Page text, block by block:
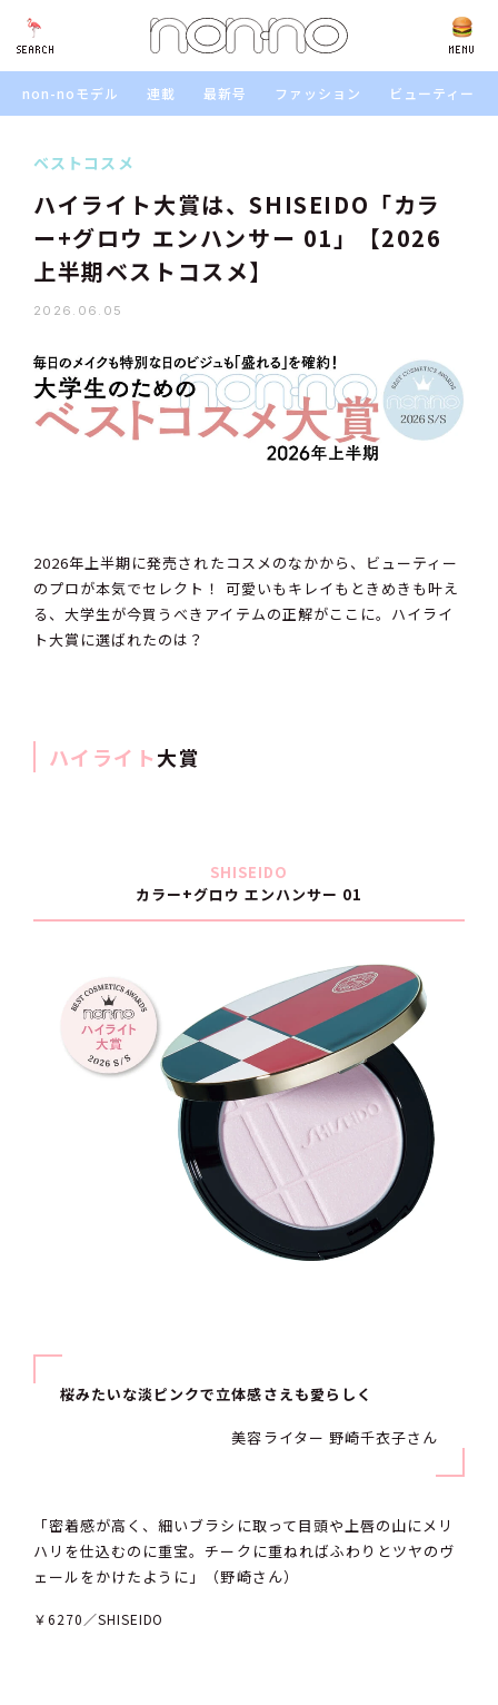
SEARCH MENU
SEARCH
non-noモデル 連載 最新号 ファッション ビューティー
ベストコスメ
ハイライト大賞は、SHISEIDO「カラ
ー+グロウ エンハンサー 01」【2026
上半期ベストコスメ】
2026.06.05
2026年上半期に発売されたコスメのなかから、ビューティー
のプロが本気でセレクト！ 可愛いもキレイもときめきも叶え
る、大学生が今買うべきアイテムの正解がここに。ハイライ
ト大賞に選ばれたのは？
ハイライト大賞
SHISEIDO
カラー+グロウ エンハンサー 01
桜みたいな淡ピンクで立体感さえも愛らしく
美容ライター 野崎千衣子さん
「密着感が高く、細いブラシに取って目頭や上唇の山にメリ
ハリを仕込むのに重宝。チークに重ねればふわりとツヤのヴ
ェールをかけたように」（野崎さん）
￥6270／SHISEIDO